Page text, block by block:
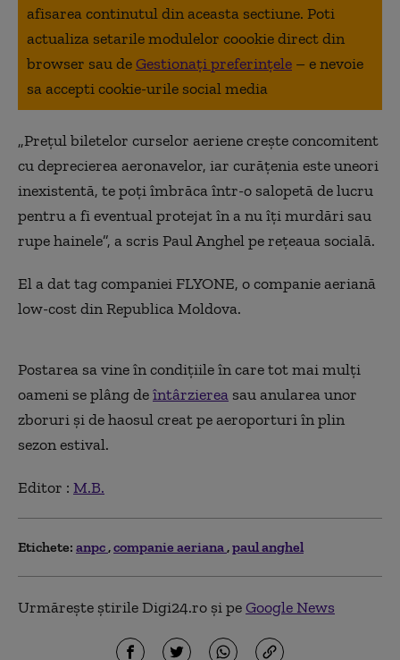
afisarea continutul din aceasta sectiune. Poti
actualiza setarile modulelor coookie direct din
browser sau deGestionați preferințele – e nevoie
sa accepti cookie-urile social media
„Preţul biletelor curselor aeriene creşte concomitent
cu deprecierea aeronavelor, iar curăţenia este uneori
inexistentă, te poţi îmbrăca într-o salopetă de lucru
pentru a fi eventual protejat în a nu îţi murdări sau
rupe hainele”, a scris Paul Anghel pe rețeaua socială.
El a dat tag companiei FLYONE, o companie aeriană
low-cost din Republica Moldova.
Postarea sa vine în condițiile în care tot mai mulți
oameni se plâng deîntârzierea sau anularea unor
zboruri și de haosul creat pe aeroporturi în plin
sezon estival.
Editor : M.B.
Etichete: anpc companie aeriana paul anghel
Urmărește știrile Digi24.ro și peGoogle News